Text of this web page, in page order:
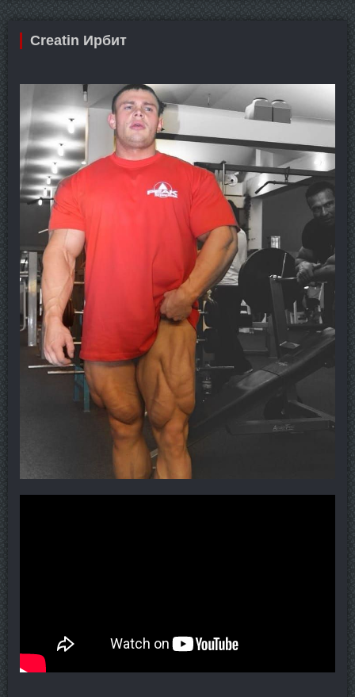
Creatin Ирбит